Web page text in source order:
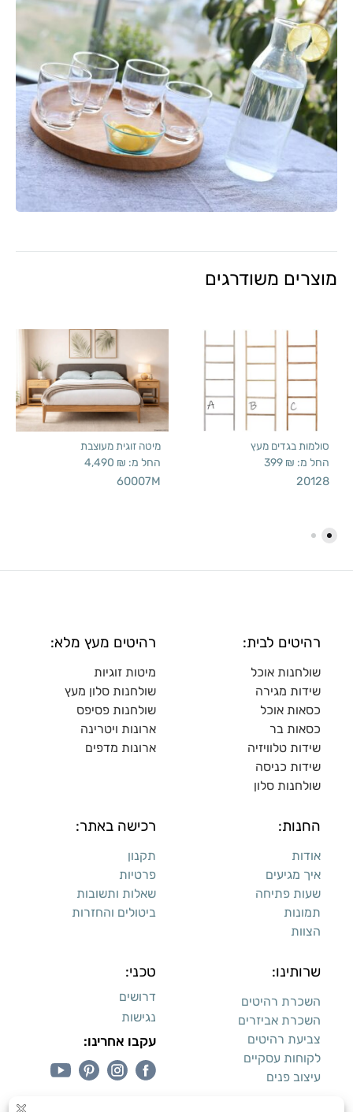
מוצרים משודרגים
סולמות בגדים מעץ
החל מ: 399 ₪
20128
מיטה זוגית מעוצבת
החל מ: 4,490 ₪
60007M
רהיטים לבית:
שולחנות אוכל
שידות מגירה
כסאות אוכל
כסאות בר
שידות טלוויזיה
שידות כניסה
שולחנות סלון
רהיטים מעץ מלא:
מיטות זוגיות
שולחנות סלון מעץ
שולחנות פסיפס
ארונות ויטרינה
ארונות מדפים
החנות:
אודות
איך מגיעים
שעות פתיחה
תמונות
הצוות
רכישה באתר:
תקנון
פרטיות
שאלות ותשובות
ביטולים והחזרות
שרותינו:
השכרת רהיטים
השכרת אביזרים
צביעת רהיטים
לקוחות עסקיים
עיצוב פנים
טכני:
דרושים
נגישות
עקבו אחרינו: